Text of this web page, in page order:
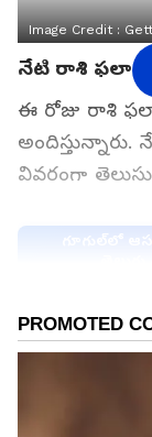
Image Credit :
నేటి రాశి ఫలాలు
ఈ రోజు రాశి
వివరంగా
గూగుల్‌లో